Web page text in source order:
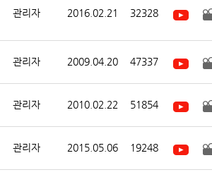
관리자 2016.02.21 32328
관리자 2009.04.20 47337
관리자 2010.02.22 51854
관리자 2015.05.06 19248